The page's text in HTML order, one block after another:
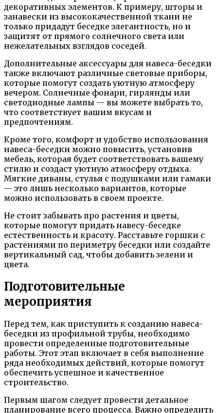
декоративных элементов. К примеру, шторы и
занавески из высококачественной ткани не
только придадут беседке элегантность, но и
защитят от прямого солнечного света или
нежелательных взглядов соседей.
Дополнительные аксессуары для навеса-беседки
также включают различные световые приборы,
которые помогут создать уютную атмосферу
вечером. Солнечные фонари, гирлянды или
светодиодные лампы — вы можете выбрать то,
что соответствует вашим вкусам и
предпочтениям.
Кроме того, комфорт и удобство использования
навеса-беседки можно повысить, установив
мебель, которая будет соответствовать вашему
стилю и создаст уютную атмосферу отдыха.
Мягкие диваны, стулья с подушками или гамаки
— это лишь несколько вариантов, которые
можно использовать в своем проекте.
Не стоит забывать про растения и цветы,
которые помогут придать навесу-беседке
естественность и красоту. Расставьте горшки с
растениями по периметру беседки или создайте
вертикальный сад, чтобы добавить зелени и
цвета.
Подготовительные
мероприятия
Перед тем, как приступить к созданию навеса-
беседки из профильной трубы, необходимо
провести определенные подготовительные
работы. Этот этап включает в себя выполнение
ряда необходимых действий, которые помогут
обеспечить успешное и качественное
строительство.
Первым шагом следует провести детальное
планирование всего процесса. Важно определить